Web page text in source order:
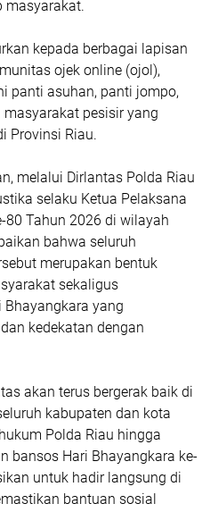
masyarakat.
kepada berbagai lapisan
ojek online (ojol),
panti asuhan, panti jompo,
pesisir yang
Provinsi Riau.
melalui Dirlantas Polda Riau
selaku Ketua Pelaksana
80 Tahun 2026 di wilayah
bahwa seluruh
merupakan bentuk
sekaligus
yang
kedekatan dengan
akan terus bergerak baik di
kabupaten dan kota
Polda Riau hingga
bansos Hari Bhayangkara ke-
untuk hadir langsung di
bantuan sosial